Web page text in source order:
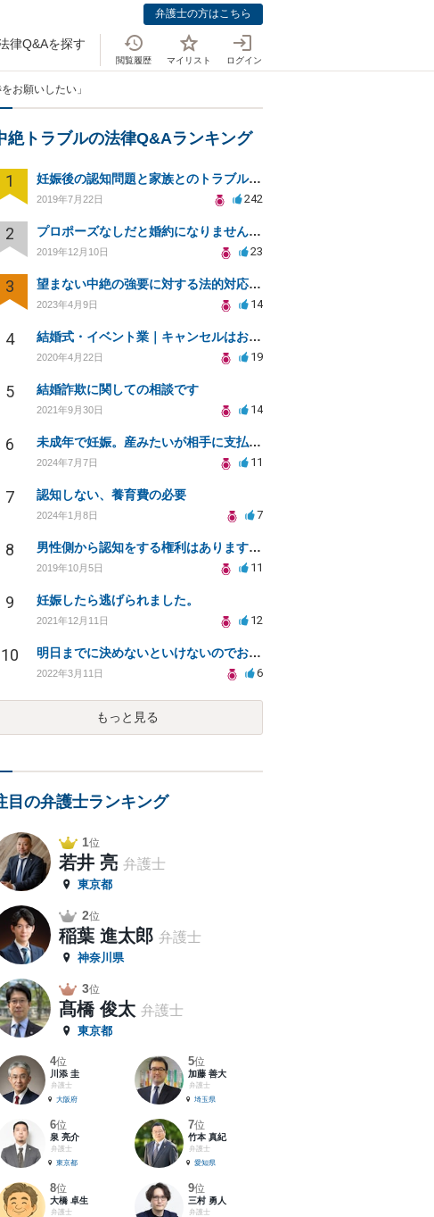
弁護士の方はこちら
律Q&Aを探す
閲覧履歴 マイリスト ログイン
お願いしたい」
絶トラブルの法律Q&Aランキング
1 妊娠後の認知問題と家族とのトラブル解決策を求めて
2019年7月22日 242
2 プロポーズなしだと婚約になりませんか？
2019年12月10日 23
3 望まない中絶の強要に対する法的対応と自己防衛策
2023年4月9日 14
4 結婚式・イベント業｜キャンセルはお客様都合？コロナによる結婚式キャンセルのトラブル対処（編集部投稿）
2020年4月22日 19
5 結婚詐欺に関しての相談です
2021年9月30日 14
6 未成年で妊娠。産みたいが相手に支払い能力がない場合。
2024年7月7日 11
7 認知しない、養育費の必要
2024年1月8日 7
8 男性側から認知をする権利はありますか？認知を拒否され父親になる権利を奪われたら法律問題になりますか？
2019年10月5日 11
9 妊娠したら逃げられました。
2021年12月11日 12
10 明日までに決めないといけないのでお願いします。
2022年3月11日 6
もっと見る
目の弁護士ランキング
1位
若井 亮 弁護士
東京都
2位
稲葉 進太郎 弁護士
神奈川県
3位
髙橋 俊太 弁護士
東京都
4位
川添 圭
弁護士
大阪府
5位
加藤 善大
弁護士
埼玉県
6位
泉 亮介
弁護士
東京都
7位
竹本 真紀
弁護士
愛知県
8位
大橋 卓生
弁護士
9位
三村 勇人
弁護士